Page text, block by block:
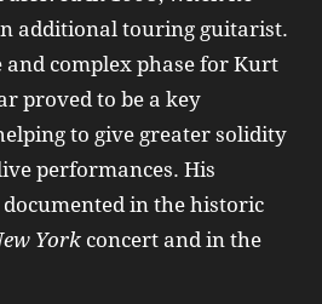
additional touring guitarist.
complex phase for Kurt
proved to be a key
to give greater solidity
performances. His
in the historic
York concert and in the